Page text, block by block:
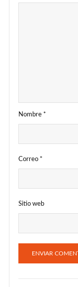
Nombre *
Correo *
Sitio web